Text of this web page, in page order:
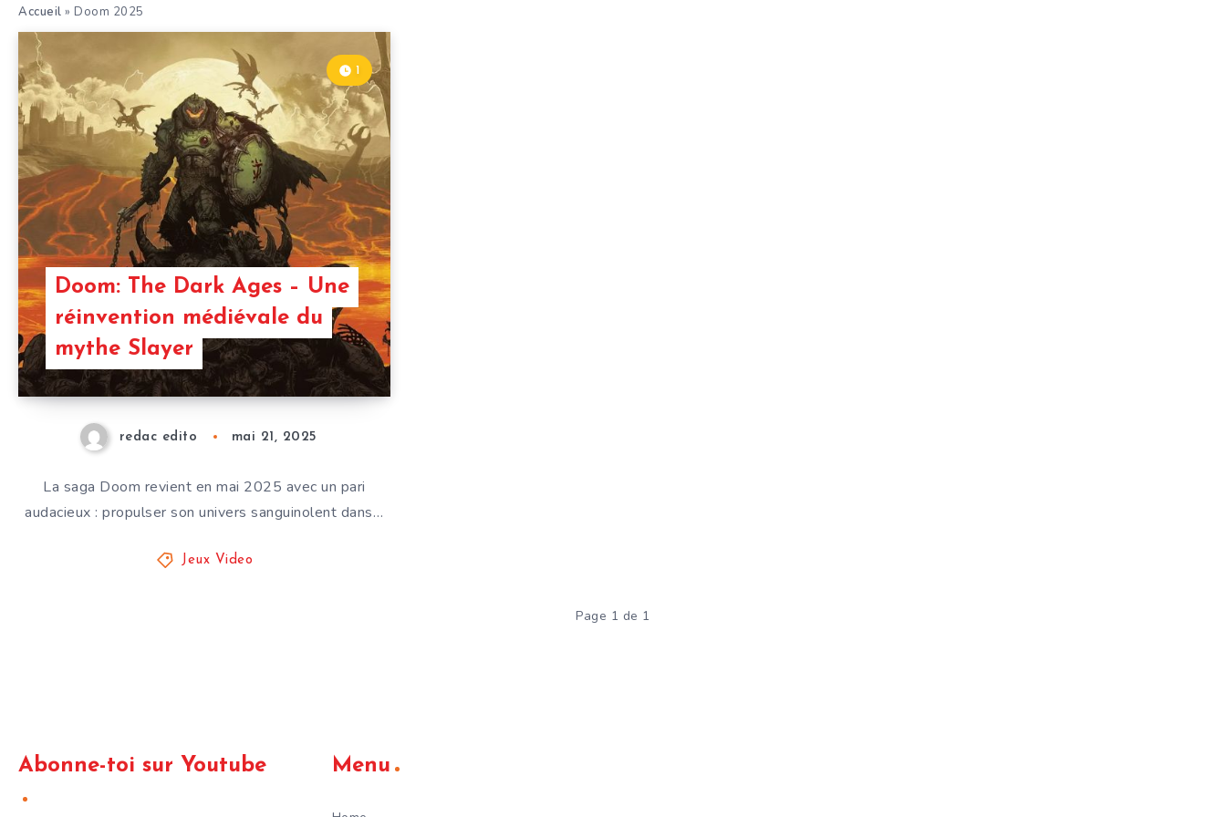
Accueil » Doom 2025
Doom: The Dark Ages – Une
réinvention médiévale du
mythe Slayer
1
redac edito mai 21, 2025
La saga Doom revient en mai 2025 avec un pari
audacieux : propulser son univers sanguinolent dans…
Jeux Video
Page 1 de 1
Abonne-toi sur Youtube Menu